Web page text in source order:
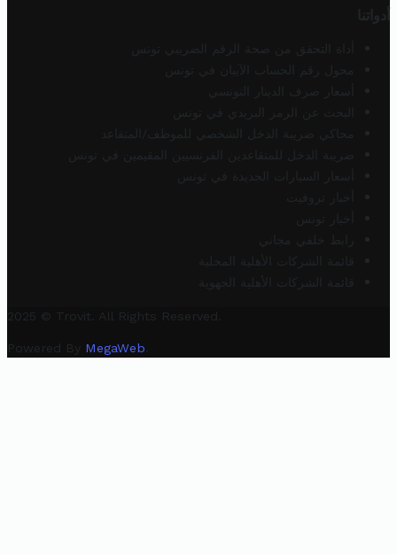
أدواتنا
أداة التحقق من صحة الرقم الضريبي تونس
محول رقم الحساب الآيبان في تونس
أسعار صرف الدينار التونسي
البحث عن الرمز البريدي في تونس
محاكي ضريبة الدخل الشخصي للموظف/المتقاعد
ضريبة الدخل للمتقاعدين الفرنسيين المقيمين في تونس
أسعار السيارات الجديدة في تونس
أخبار تروفيت
أخبار تونس
رابط خلفي مجاني
قائمة الشركات الأهلية المحلية
قائمة الشركات الأهلية الجهوية
2025 © Trovit. All Rights Reserved.
Powered By MegaWeb